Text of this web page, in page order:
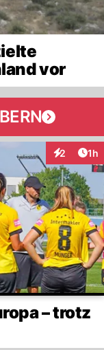
vor
2 1h
– trotz